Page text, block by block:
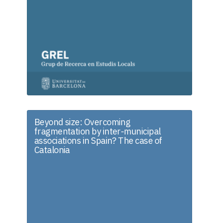
Beyond size: Overcoming
fragmentation by inter-municipal
associations in Spain? The case of
Catalonia